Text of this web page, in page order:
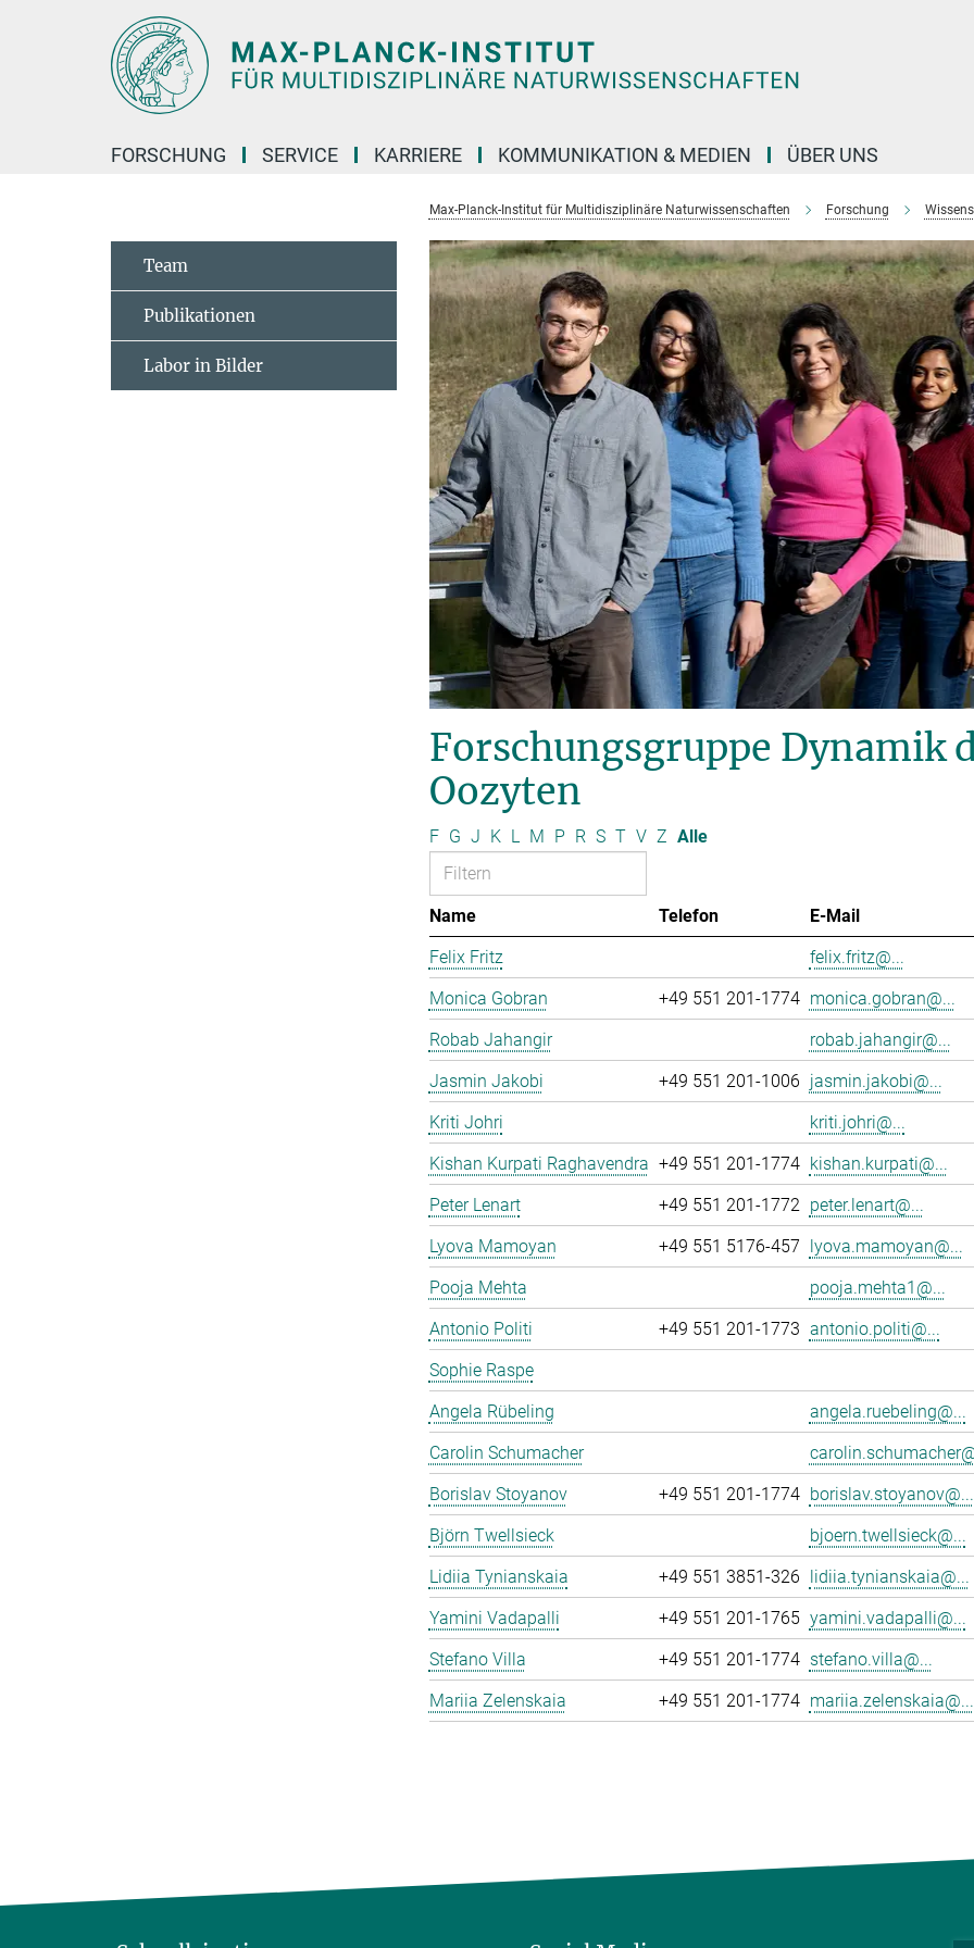
FORSCHUNG SERVICE KARRIERE KOMMUNIKATION & MEDIEN ÜBER UNS
Max-Planck-Institut für Multidisziplinäre Naturwissenschaften Forschung
Forschungsgruppe Dynamik
Oozyten
F G J K L M P R S T V Z Alle
Name Telefon
E-Mail
Felix Fritz
felix.fritz@...
Monica Gobran
+49 551 201-1774 monica.gobran@...
Robab Jahangir
robab.jahangir@...
Jasmin Jakobi
+49 551 201-1006 jasmin.jakobi@...
Kriti Johri
kriti.johri@...
Kishan Kurpati Raghavendra +49 551 201-1774 kishan.kurpati@...
Peter Lenart
+49 551 201-1772 peter.lenart@...
Lyova Mamoyan
+49 551 5176-457 lyova.mamoyan@...
Pooja Mehta
pooja.mehta1@...
Antonio Politi
+49 551 201-1773 antonio.politi@...
Sophie Raspe
Angela Rübeling
angela.ruebeling@...
Carolin Schumacher
Borislav Stoyanov
+49 551 201-1774 borislav.stoyanov@...
Björn Twellsieck
bjoern.twellsieck@...
Lidiia Tynianskaia
+49 551 3851-326 lidiia.tynianskaia@...
Yamini Vadapalli
+49 551 201-1765 yamini.vadapalli@...
Stefano Villa
+49 551 201-1774 stefano.villa@...
Mariia Zelenskaia
+49 551 201-1774 mariia.zelenskaia@...
Team
Publikationen
Labor in Bilder